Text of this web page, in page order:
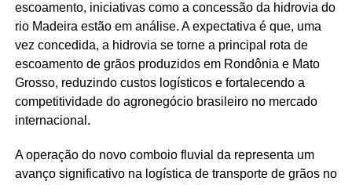
escoamento, iniciativas como a concessão da hidrovia do
rio Madeira estão em análise. A expectativa é que, uma
vez concedida, a hidrovia se torne a principal rota de
escoamento de grãos produzidos em Rondônia e Mato
Grosso, reduzindo custos logísticos e fortalecendo a
competitividade do agronegócio brasileiro no mercado
internacional.
A operação do novo comboio fluvial da representa um
avanço significativo na logística de transporte de grãos no